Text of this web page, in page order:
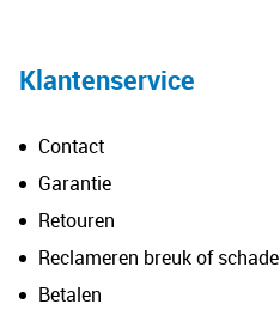
Klantenservice
Contact
Garantie
Retouren
Reclameren breuk of schade
Betalen